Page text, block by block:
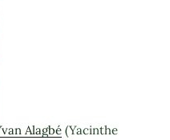
Alagbé (Yacinthe